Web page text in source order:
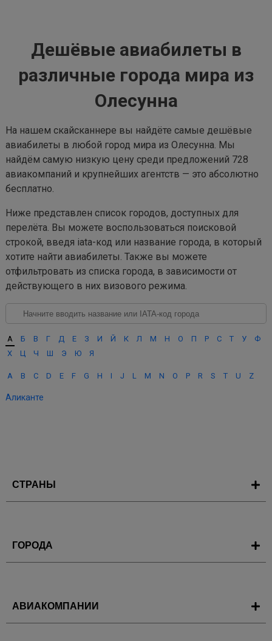
Дешёвые авиабилеты в
различные города мира из
Олесунна
На нашем скайсканнере вы найдёте самые дешёвые
авиабилеты в любой город мира из Олесунна. Мы
найдём самую низкую цену среди предложений 728
авиакомпаний и крупнейших агентств — это абсолютно
бесплатно.
Ниже представлен список городов, доступных для
перелёта. Вы можете воспользоваться поисковой
строкой, введя iata-код или название города, в который
хотите найти авиабилеты. Также вы можете
отфильтровать из списка города, в зависимости от
действующего в них визового режима.
А Б В Г Д Е З И Й К Л М Н О П Р С Т У
Ф
Х
Ц Ч Ш Э Ю Я
A B C D E F G H I J L M N O P R S T U Z
Аликанте
СТРАНЫ
ГОРОДА
АВИАКОМПАНИИ